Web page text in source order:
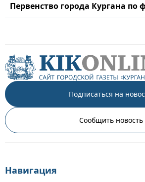
Первенство города Кургана по
Подписаться на
Сообщить новость
Навигация